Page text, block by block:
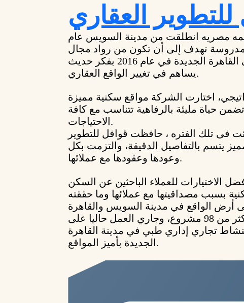
العقاري
مصريه انطلقت من مدينة السويس عام
مدروسة تهدف إلى أن تكون من رواد مجال
التطوير العقاري وانتقلت إلى القاهرة الجديدة في عام 2016 بفكر حديث
يساهم في تغيير الواقع العقاري.
اختارت الشركة مواقع سكنية مميزة
حياة مليئة بالرفاهية تتناسب مع كافة
الاحتياجات.
فى تلك الفتره ، حافظت قوافل للتطوير
يتسم بالتفاصيل الدقيقة، والتزمت بكل
وعودها وعقودها مع عملائها.
الاختيارات للعملاء الباحثين عن السكن
بسبب مصداقيتها مع عملائها وما حققته
أرض الواقع في مدينة السويس والقاهرة
الجديدة ومدينة العبور في أكثر من 98 مشروع، وجاري العمل حاليا على
تجارية بنشاط تجاري إداري طبي في مدينة القاهرة
الجديدة بأميز المواقع.